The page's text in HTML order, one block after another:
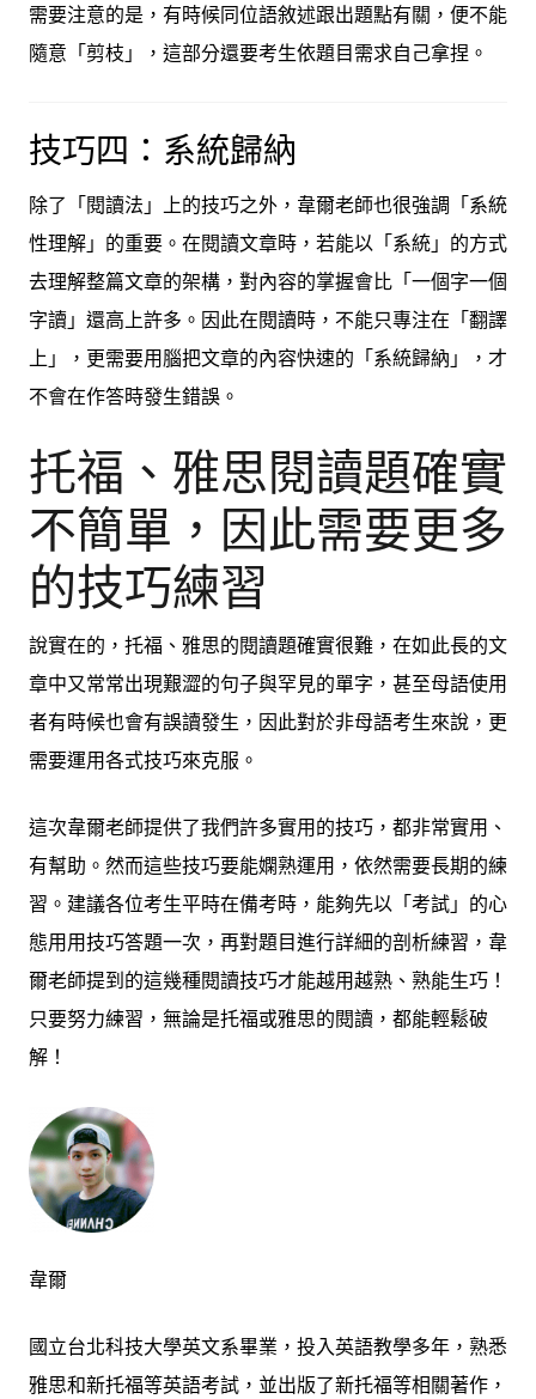
需要注意的是，有時候同位語敘述跟出題點有關，便不能
隨意「剪枝」，這部分還要考生依題目需求自己拿捏。
技巧四：系統歸納
除了「閱讀法」上的技巧之外，韋爾老師也很強調「系統
性理解」的重要。在閱讀文章時，若能以「系統」的方式
去理解整篇文章的架構，對內容的掌握會比「一個字一個
字讀」還高上許多。因此在閱讀時，不能只專注在「翻譯
上」，更需要用腦把文章的內容快速的「系統歸納」，才
不會在作答時發生錯誤。
托福、雅思閱讀題確實
不簡單，因此需要更多
的技巧練習
說實在的，托福、雅思的閱讀題確實很難，在如此長的文
章中又常常出現艱澀的句子與罕見的單字，甚至母語使用
者有時候也會有誤讀發生，因此對於非母語考生來說，更
需要運用各式技巧來克服。
這次韋爾老師提供了我們許多實用的技巧，都非常實用、
有幫助。然而這些技巧要能嫻熟運用，依然需要長期的練
習。建議各位考生平時在備考時，能夠先以「考試」的心
態用用技巧答題一次，再對題目進行詳細的剖析練習，韋
爾老師提到的這幾種閱讀技巧才能越用越熟、熟能生巧！
只要努力練習，無論是托福或雅思的閱讀，都能輕鬆破
解！
韋爾
國立台北科技大學英文系畢業，投入英語教學多年，熟悉
雅思和新托福等英語考試，並出版了新托福等相關著作，